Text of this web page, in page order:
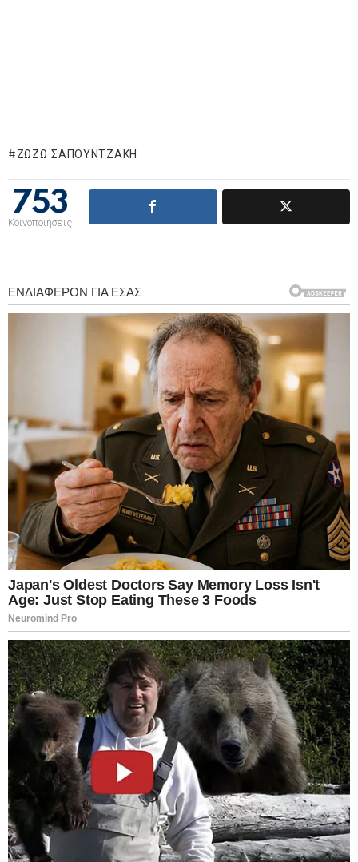
ΖΩΖΏ ΣΑΠΟΥΝΤΖΆΚΗ
753
Κοινοποιήσεις